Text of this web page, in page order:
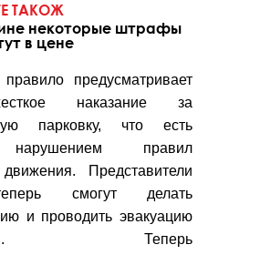
ТАКОЖ
некоторые штрафы
в цене
предусматривает
наказание за
парковку, что есть
правил
Представители
смогут делать
и проводить эвакуацию
Теперь